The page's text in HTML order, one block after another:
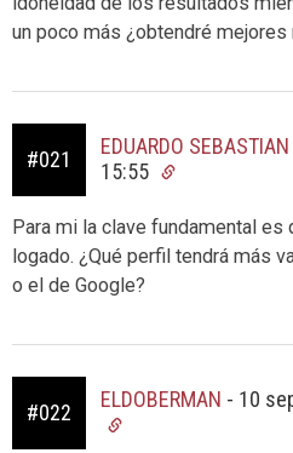
un poco más ¿obtendré mejores
#021
EDUARDO SEBASTIAN
15:55
Para mi la clave fundamental es
logado. ¿Qué perfil tendrá más
o el de Google?
#022
ELDOBERMAN - 10